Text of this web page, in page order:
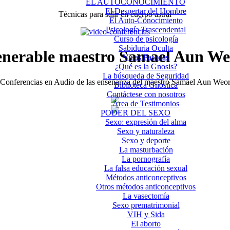
Técnicas para salir en cuerpo astral
maestro Samael Aun
Conferencias en Audio de las enseñanza del maestro Samael Aun Weor
El Despertar del Hombre
El Auto-Conocimiento
Psicología Trascendental
Curso de psicología
Sabiduria Oculta
Vidas Pasadas
¿Qué es la Gnosis?
La búsqueda de Seguridad
Biblioteca Gnóstica
Contáctese con nosotros
Área de Testimonios
PODER DEL SEXO
Sexo: expresión del alma
Sexo y naturaleza
Sexo y deporte
La masturbación
La pornografía
La falsa educación sexual
Métodos anticonceptivos
Otros métodos anticonceptivos
La vasectomía
Sexo prematrimonial
VIH y Sida
El aborto